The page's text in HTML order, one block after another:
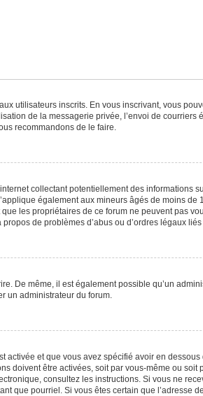
utilisateurs inscrits. En vous inscrivant, vous
de la messagerie privée, l’envoi de courriers
recommandons de le faire.
collectant potentiellement des informations
également aux mineurs âgés de moins de
les propriétaires de ce forum ne peuvent pas
de problèmes d’abus ou d’ordres légaux
De même, il est également possible qu’un
un administrateur du forum.
activée et que vous avez spécifié avoir en
doivent être activées, soit par vous-même ou soit
consultez les instructions. Si vous ne
que pourriel. Si vous êtes certain que l’adresse